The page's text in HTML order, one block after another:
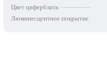
Цвет циферблата
Люминесцентное покрытие